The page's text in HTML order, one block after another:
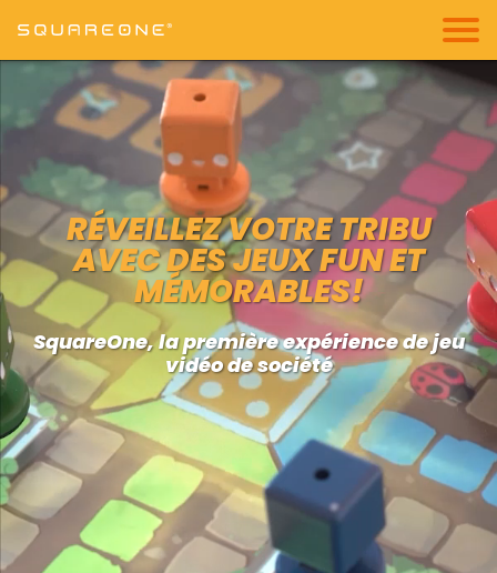
RÉVEILLEZ VOTRE TRIBU
AVEC DES JEUX FUN ET
MÉMORABLES!
SquareOne, la première expérience de jeu
vidéo de société